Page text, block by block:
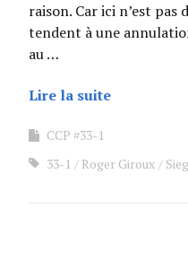
raison. Car ici n’est pas
tendent à une
au …
Lire la suite
CCP #33-1
33-1
Roger Giroux